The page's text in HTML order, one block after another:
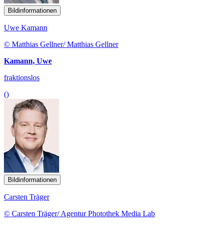
Bildinformationen
Uwe Kamann
© Matthias Gellner/ Matthias Gellner
Kamann, Uwe
fraktionslos
()
Bildinformationen
Carsten Träger
© Carsten Träger/ Agentur Photothek Media Lab